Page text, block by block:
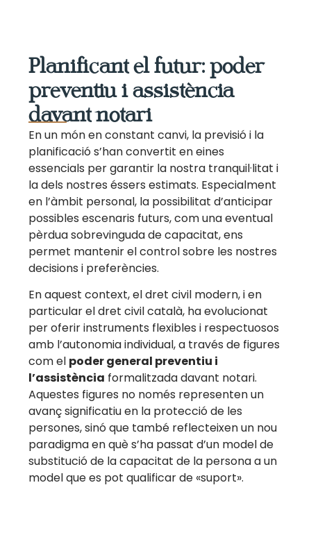
Planificant el futur: poder
preventiu i assistència
davant notari
En un món en constant canvi, la previsió i la
planificació s’han convertit en eines
essencials per garantir la nostra tranquil·litat i
la dels nostres éssers estimats. Especialment
en l’àmbit personal, la possibilitat d’anticipar
possibles escenaris futurs, com una eventual
pèrdua sobrevinguda de capacitat, ens
permet mantenir el control sobre les nostres
decisions i preferències.
En aquest context, el dret civil modern, i en
particular el dret civil català, ha evolucionat
per oferir instruments flexibles i respectuosos
amb l’autonomia individual, a través de figures
com el poder general preventiu i
l’assistència formalitzada davant notari.
Aquestes figures no només representen un
avanç significatiu en la protecció de les
persones, sinó que també reflecteixen un nou
paradigma en què s’ha passat d’un model de
substitució de la capacitat de la persona a un
model que es pot qualificar de «suport».